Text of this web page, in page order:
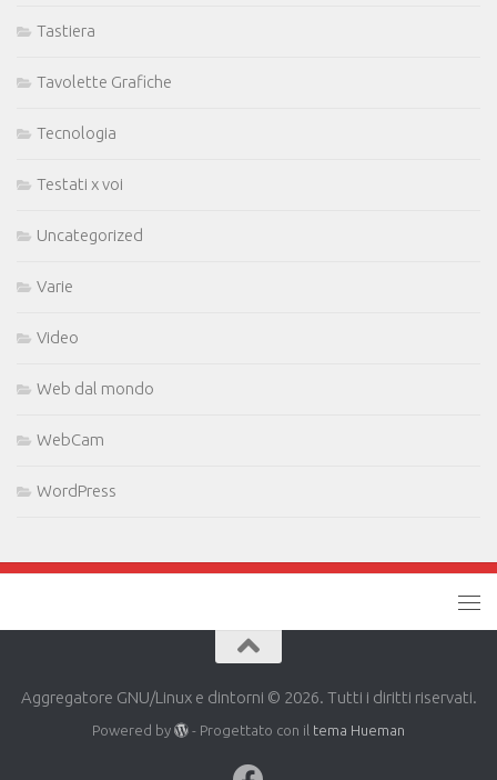
Tastiera
Tavolette Grafiche
Tecnologia
Testati x voi
Uncategorized
Varie
Video
Web dal mondo
WebCam
WordPress
Aggregatore GNU/Linux e dintorni © 2026. Tutti i diritti riservati.
Powered by - Progettato con il tema Hueman